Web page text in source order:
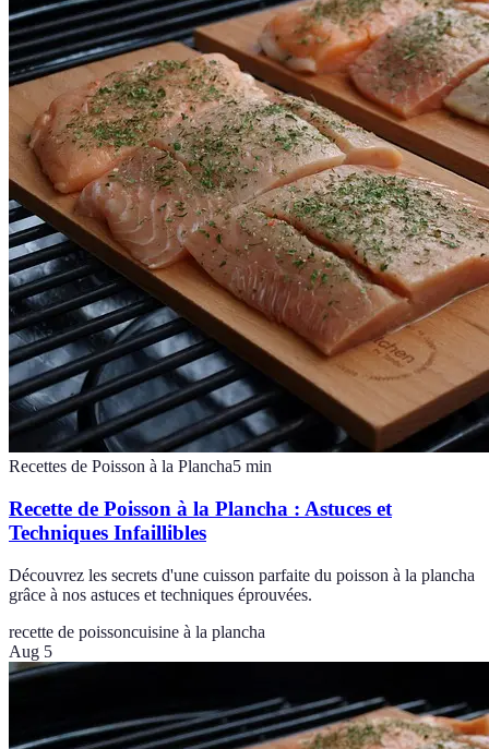
Recettes de Poisson à la Plancha5 min
Recette de Poisson à la Plancha : Astuces et
Techniques Infaillibles
Découvrez les secrets d'une cuisson parfaite du poisson à la plancha
grâce à nos astuces et techniques éprouvées.
recette de poissoncuisine à la plancha
Aug 5